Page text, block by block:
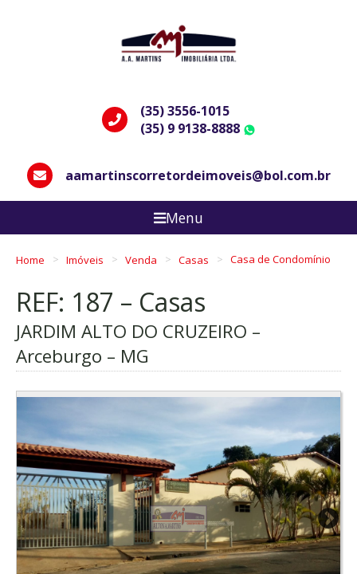
(35) 3556-1015
(35) 9 9138-8888
aamartinscorretordeimoveis@bol.com.br
Menu
Home Imóveis Venda Casas Casa de Condomínio
REF: 187 – Casas
JARDIM ALTO DO CRUZEIRO –
Arceburgo – MG